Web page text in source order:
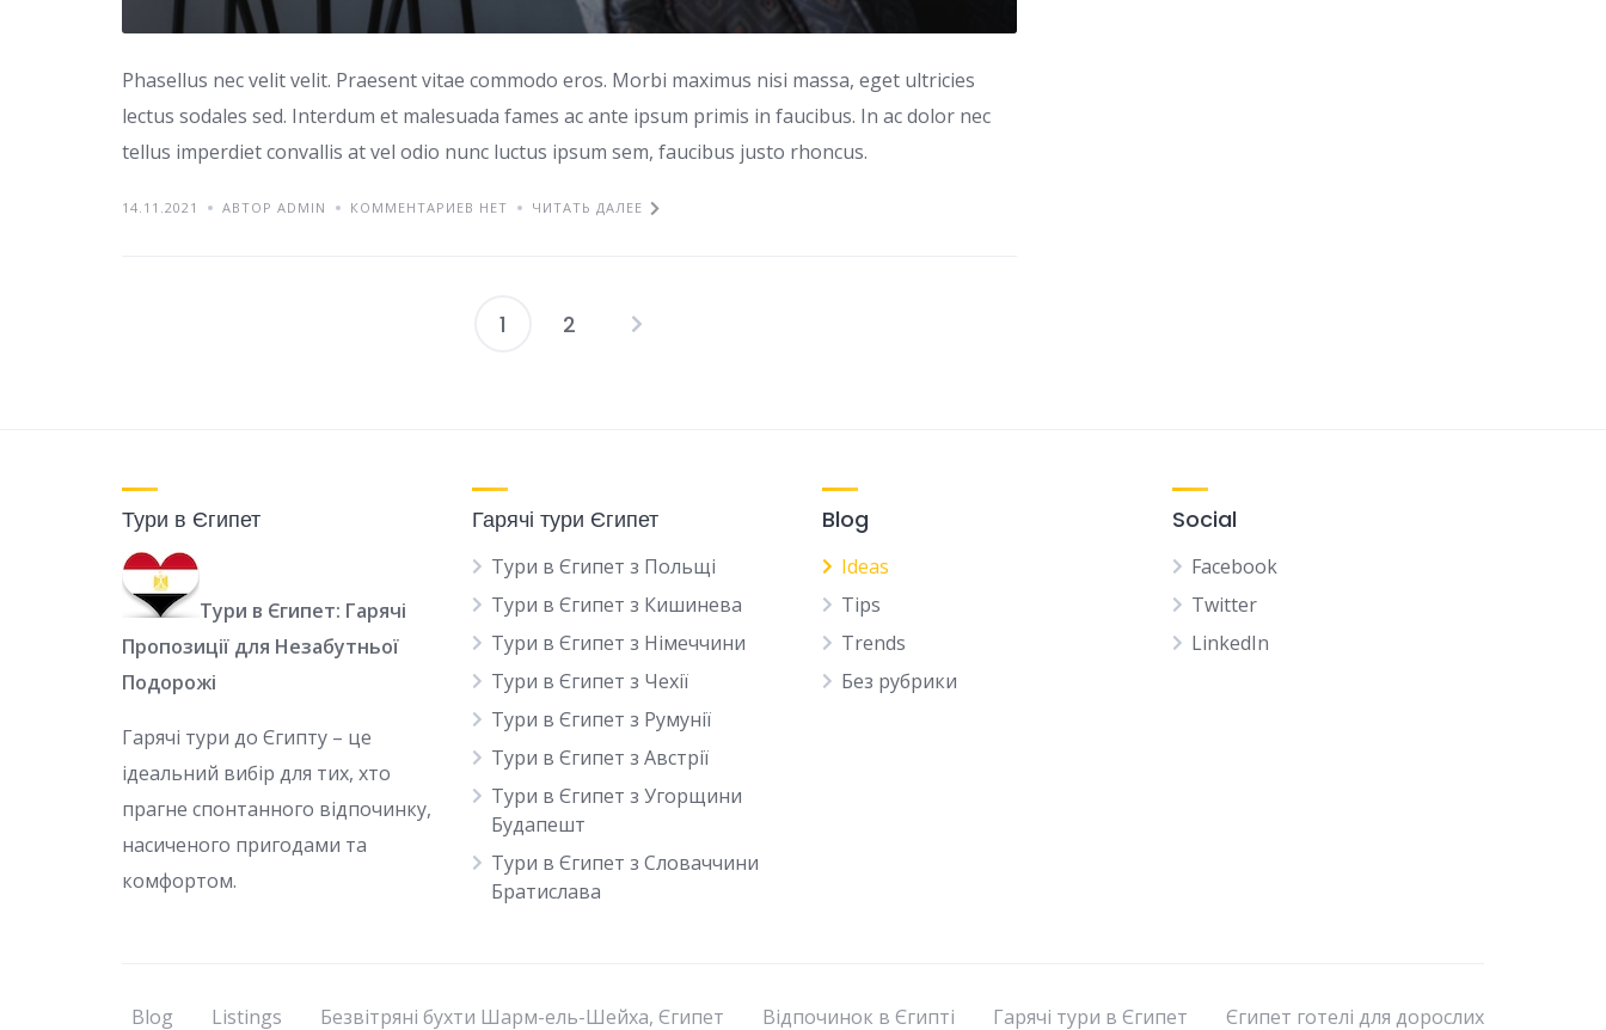
Phasellus nec velit velit. Praesent vitae commodo eros. Morbi maximus nisi massa, eget ultricies
lectus sodales sed. Interdum et malesuada fames ac ante ipsum primis in faucibus. In ac dolor nec
tellus imperdiet convallis at vel odio nunc luctus ipsum sem, faucibus justo rhoncus.
14.11.2021 АВТОР ADMIN КОММЕНТАРИЕВ НЕТ ЧИТАТЬ ДАЛЕЕ
Пагинация
1 2
Тури в Єгипет
Тури в Єгипет: Гарячі
Пропозиції для Незабутньої
Подорожі
Гарячі тури до Єгипту – це
ідеальний вибір для тих, хто
прагне спонтанного відпочинку,
насиченого пригодами та
комфортом.
Гарячі тури Єгипет
Тури в Єгипет з Польщі
Тури в Єгипет з Кишинева
Тури в Єгипет з Німеччини
Тури в Єгипет з Чехії
Тури в Єгипет з Румунії
Тури в Єгипет з Австрії
Тури в Єгипет з Угорщини
Будапешт
Тури в Єгипет з Словаччини
Братислава
Blog
Ideas
Tips
Trends
Без рубрики
Social
Facebook
Twitter
LinkedIn
Blog Listings Безвітряні бухти Шарм-ель-Шейха, Єгипет Відпочинок в Єгипті Гарячі тури в Єгипет Єгипет готелі для дорослих